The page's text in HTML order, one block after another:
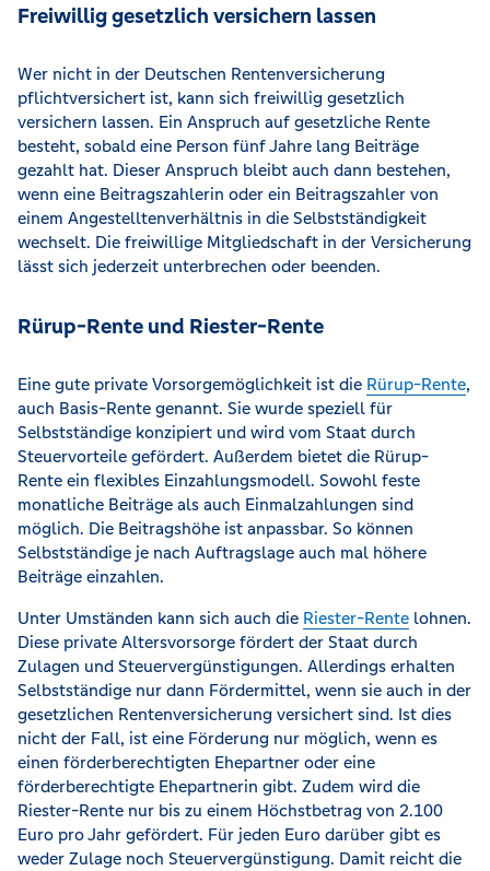
Freiwillig gesetzlich versichern lassen
Wer nicht in der Deutschen Rentenversicherung
pflichtversichert ist, kann sich freiwillig gesetzlich
versichern lassen. Ein Anspruch auf gesetzliche Rente
besteht, sobald eine Person fünf Jahre lang Beiträge
gezahlt hat. Dieser Anspruch bleibt auch dann bestehen,
wenn eine Beitragszahlerin oder ein Beitragszahler von
einem Angestelltenverhältnis in die Selbstständigkeit
wechselt. Die freiwillige Mitgliedschaft in der Versicherung
lässt sich jederzeit unterbrechen oder beenden.
Rürup-Rente und Riester-Rente
Eine gute private Vorsorgemöglichkeit ist die Rürup-Rente,
auch Basis-Rente genannt. Sie wurde speziell für
Selbstständige konzipiert und wird vom Staat durch
Steuervorteile gefördert. Außerdem bietet die Rürup-
Rente ein flexibles Einzahlungsmodell. Sowohl feste
monatliche Beiträge als auch Einmalzahlungen sind
möglich. Die Beitragshöhe ist anpassbar. So können
Selbstständige je nach Auftragslage auch mal höhere
Beiträge einzahlen.
Unter Umständen kann sich auch die Riester-Rente lohnen.
Diese private Altersvorsorge fördert der Staat durch
Zulagen und Steuervergünstigungen. Allerdings erhalten
Selbstständige nur dann Fördermittel, wenn sie auch in der
gesetzlichen Rentenversicherung versichert sind. Ist dies
nicht der Fall, ist eine Förderung nur möglich, wenn es
einen förderberechtigten Ehepartner oder eine
förderberechtigte Ehepartnerin gibt. Zudem wird die
Riester-Rente nur bis zu einem Höchstbetrag von 2.100
Euro pro Jahr gefördert. Für jeden Euro darüber gibt es
weder Zulage noch Steuervergünstigung. Damit reicht die